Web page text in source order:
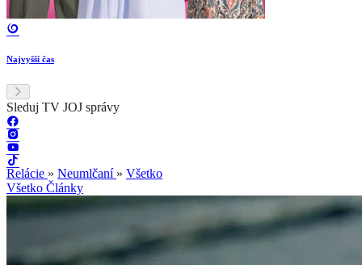
Najvyšší čas
Sleduj TV JOJ správy
Relácie » Neumlčaní » Všetko
Všetko Články